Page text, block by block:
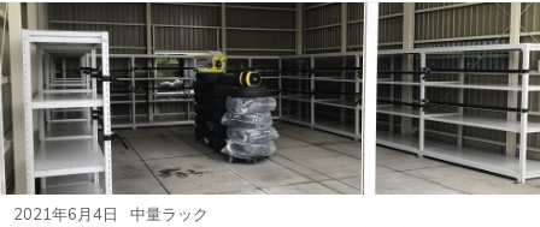
2021年6月4日 中量ラック